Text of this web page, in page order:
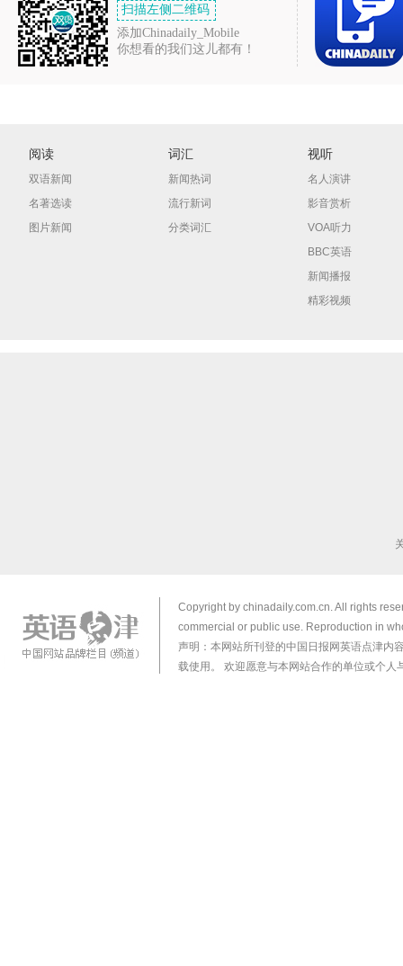
扫描左侧二维码
添加Chinadaily_Mobile
你想看的我们这儿都有！
阅读
双语新闻
名著选读
图片新闻
词汇
新闻热词
流行新词
分类词汇
视听
名人演讲
影音赏析
VOA听力
BBC英语
新闻播报
精彩视频
Copyright by chinadaily.com.cn. All rights
commercial or public use. Reproduction in
声明：本网站所刊登的中国日报网英语点津内
载使用。 欢迎愿意与本网站合作的单位或个人